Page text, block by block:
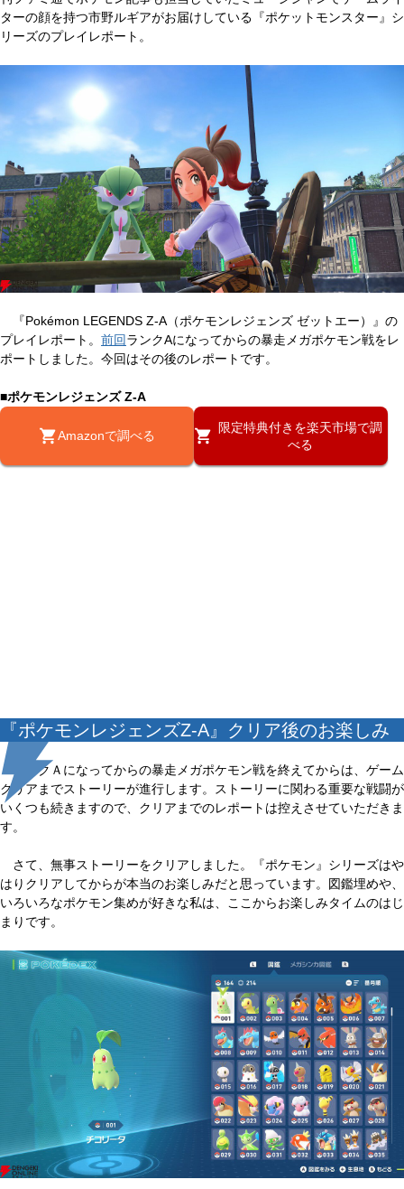
ターの顔を持つ市野ルギアがお届けしている『ポケットモンスター』シ
リーズのプレイレポート。
『Pokémon LEGENDS Z-A（ポケモンレジェンズ ゼットエー）』の
プレイレポート。 前回ランクAになってからの暴走メガポケモン戦をレ
ポートしました。今回はその後のレポートです。
■ポケモンレジェンズ Z-A
Amazonで調べる
限定特典付きを楽天市場で調
べる
『ポケモンレジェンズZ-A』クリア後のお楽しみ
ランクＡになってからの暴走メガポケモン戦を終えてからは、ゲーム
クリアまでストーリーが進行します。ストーリーに関わる重要な戦闘が
いくつも続きますので、クリアまでのレポートは控えさせていただきま
す。
さて、無事ストーリーをクリアしました。『ポケモン』シリーズはや
はりクリアしてからが本当のお楽しみだと思っています。図鑑埋めや、
いろいろなポケモン集めが好きな私は、ここからお楽しみタイムのはじ
まりです。